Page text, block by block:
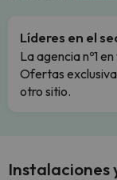
Líderes en el
La agencia nº1
Ofertas
otro sitio.
Instalaciones